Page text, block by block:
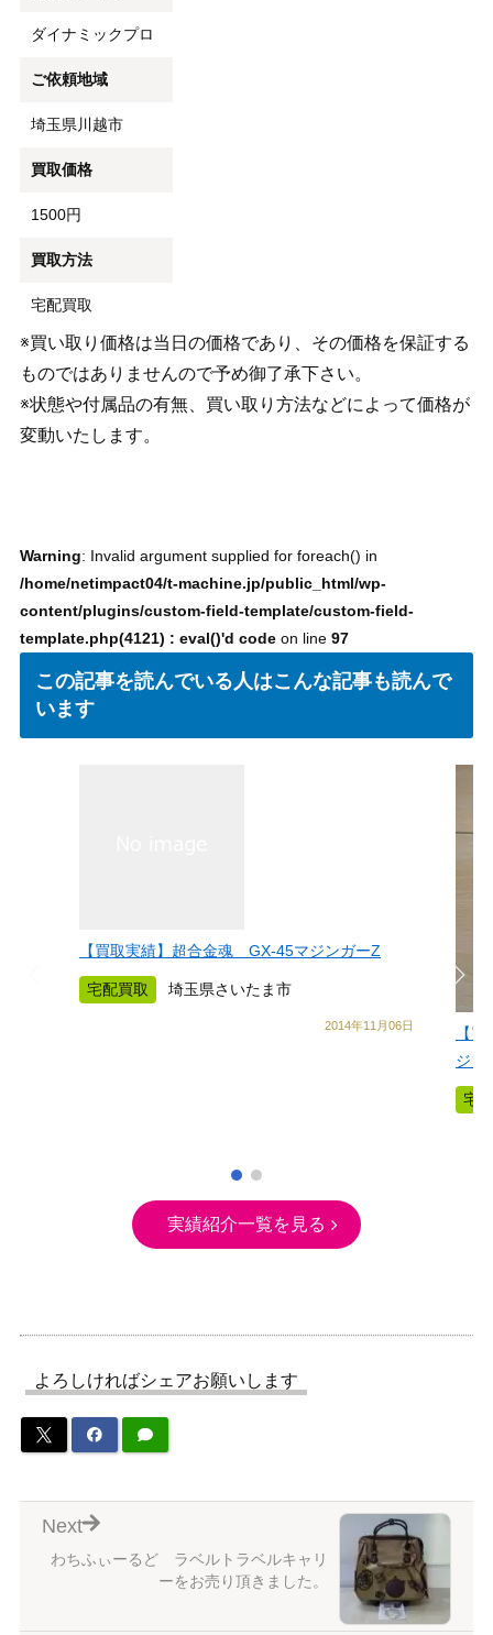
ダイナミックプロ
ご依頼地域
埼玉県川越市
買取価格
1500円
買取方法
宅配買取
※買い取り価格は当日の価格であり、その価格を保証する
ものではありませんので予め御了承下さい。
※状態や付属品の有無、買い取り方法などによって価格が
変動いたします。
Warning: Invalid argument supplied for foreach() in
/home/netimpact04/t-machine.jp/public_html/wp-
content/plugins/custom-field-template/custom-field-
template.php(4121) : eval()'d codeon line 97
この記事を読んでいる人はこんな記事も読んで
います
【買取実績】超合金魂 GX-45マジンガーZ
宅配買取 埼玉県さいたま市
2014年11月06日
【
ジン
宅
実績紹介一覧を見る
よろしければシェアお願いします
わちふぃーるど ラベルトラベルキャリ
ーをお売り頂きました。
Next